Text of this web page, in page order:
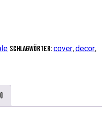
Schlagwörter:cover,decor,